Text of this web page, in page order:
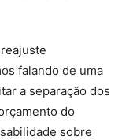
falando de uma
a separação dos
do
sobre